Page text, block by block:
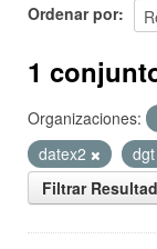
Ordenar por
1
Organizaciones:
datex2
dgt
Filtrar